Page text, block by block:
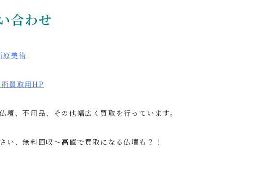
合わせ
原美術
買取用HP
、不用品、その他幅広く買取を行っています。
い、無料回収〜高値で買取になる仏壇も？！